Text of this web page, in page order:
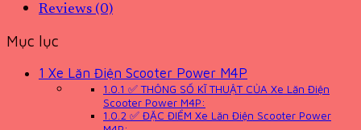
Reviews (0)
Mục lục
1 Xe Lăn Điện Scooter Power M4P
1.0.1 ✅ THÔNG SỐ KĨ THUẬT CỦA Xe Lăn Điện
Scooter Power M4P:
1.0.2 ✅ ĐẶC ĐIỂM Xe Lăn Điện Scooter Power